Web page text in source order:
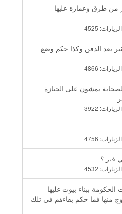
من طرق وعمارة عليها
الزيارات: 4525
بعد الدفن وكذا حكم وضع
الزيارات: 4866
يمشون على الجنازة
الزيارات: 3922
الزيارات: 4756
قبر ؟
الزيارات: 4532
ببناء بيوت عليها
منها فما حكم بقاءهم في تلك